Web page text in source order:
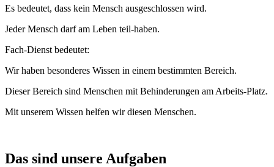
Es bedeutet, dass kein Mensch ausgeschlossen wird.
Jeder Mensch darf am Leben teil-haben.
Fach-Dienst bedeutet:
Wir haben besonderes Wissen in einem bestimmten Bereich.
Dieser Bereich sind Menschen mit Behinderungen am Arbeits-Platz.
Mit unserem Wissen helfen wir diesen Menschen.
Das sind unsere Aufgaben